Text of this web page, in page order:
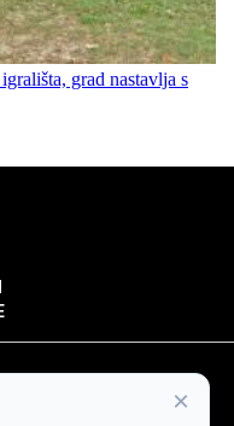
grad nastavlja s
×